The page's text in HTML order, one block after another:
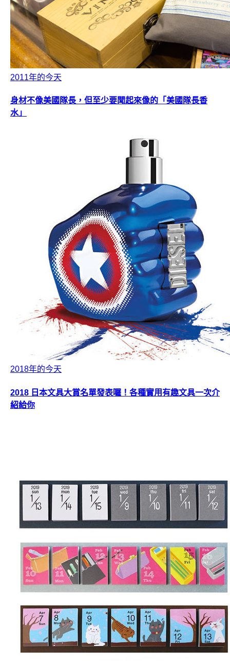
2011年的今天
身材不像美國隊長，但至少要聞起來像的「美國隊長香
水」
2018年的今天
2018 日本文具大賞名單發表囉！各種實用有趣文具一次介
紹給你